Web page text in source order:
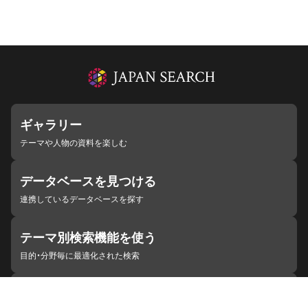
ギャラリー
テーマや人物の資料を楽しむ
データベースを見つける
連携しているデータベースを探す
テーマ別検索機能を使う
目的・分野毎に最適化された検索